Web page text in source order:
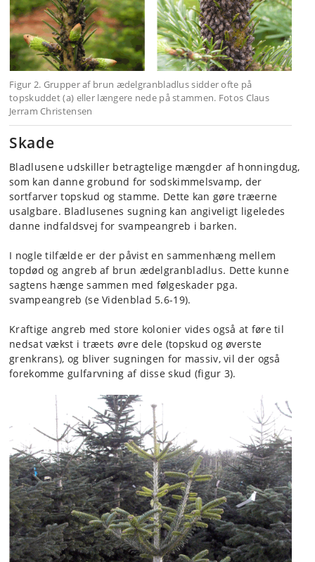
Figur 2. Grupper af brun ædelgranbladlus sidder ofte på
topskuddet (a) eller længere nede på stammen. Fotos Claus
Jerram Christensen
Skade
Bladlusene udskiller betragtelige mængder af honningdug,
som kan danne grobund for sodskimmelsvamp, der
sortfarver topskud og stamme. Dette kan gøre træerne
usalgbare. Bladlusenes sugning kan angiveligt ligeledes
danne indfaldsvej for svampeangreb i barken.
I nogle tilfælde er der påvist en sammenhæng mellem
topdød og angreb af brun ædelgranbladlus. Dette kunne
sagtens hænge sammen med følgeskader pga.
svampeangreb (se Videnblad 5.6-19).
Kraftige angreb med store kolonier vides også at føre til
nedsat vækst i træets øvre dele (topskud og øverste
grenkrans), og bliver sugningen for massiv, vil der også
forekomme gulfarvning af disse skud (figur 3).